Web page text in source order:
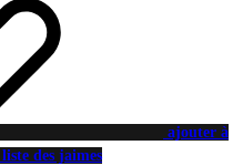
ajouter à
des jaimes